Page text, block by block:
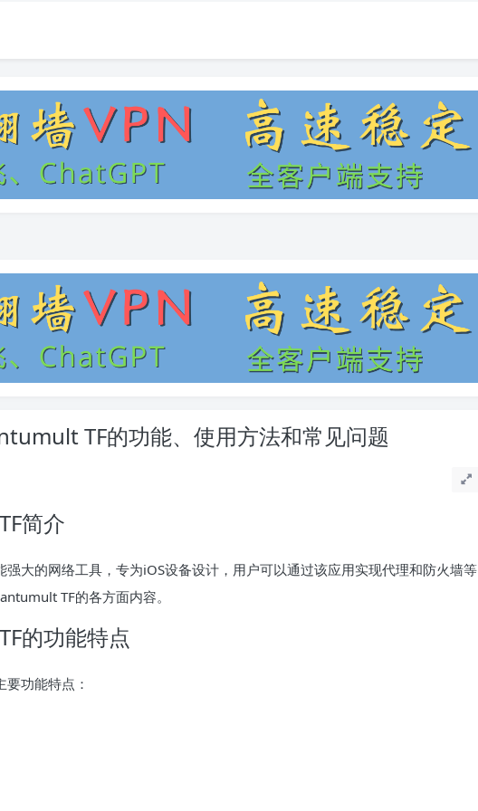
TF的功能、使用方法和常见问题
简介
大的网络工具，专为iOS设备设计，用户可以通过该应用实现代理和防火墙等
TF的各方面内容。
的功能特点
功能特点：